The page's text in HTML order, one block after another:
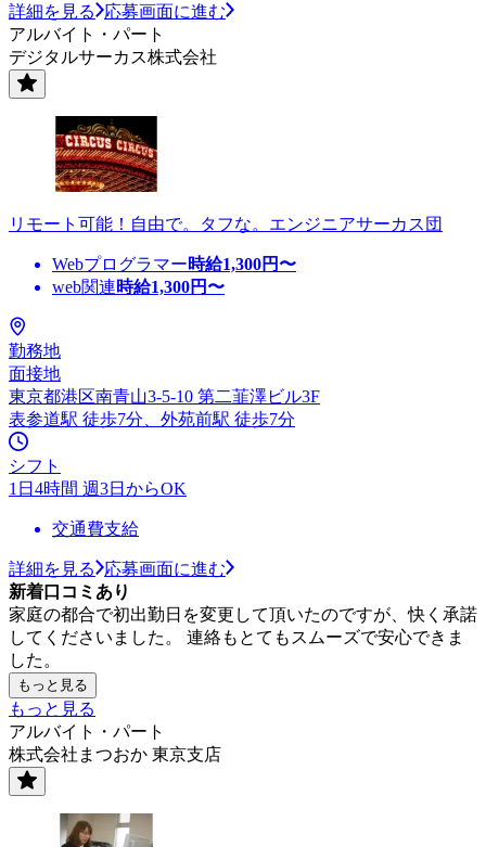
詳細を見る
応募画面に進む
アルバイト・パート
デジタルサーカス株式会社
リモート可能！自由で。タフな。エンジニアサーカス団
Webプログラマー時給1,300円〜
web関連時給1,300円〜
勤務地
面接地
東京都港区南青山3-5-10 第二韮澤ビル3F
表参道駅 徒歩7分、外苑前駅 徒歩7分
シフト
1日4時間 週3日からOK
交通費支給
詳細を見る
応募画面に進む
新着口コミあり
家庭の都合で初出勤日を変更して頂いたのですが、快く承諾
してくださいました。 連絡もとてもスムーズで安心できま
した。
もっと見る
もっと見る
アルバイト・パート
株式会社まつおか 東京支店